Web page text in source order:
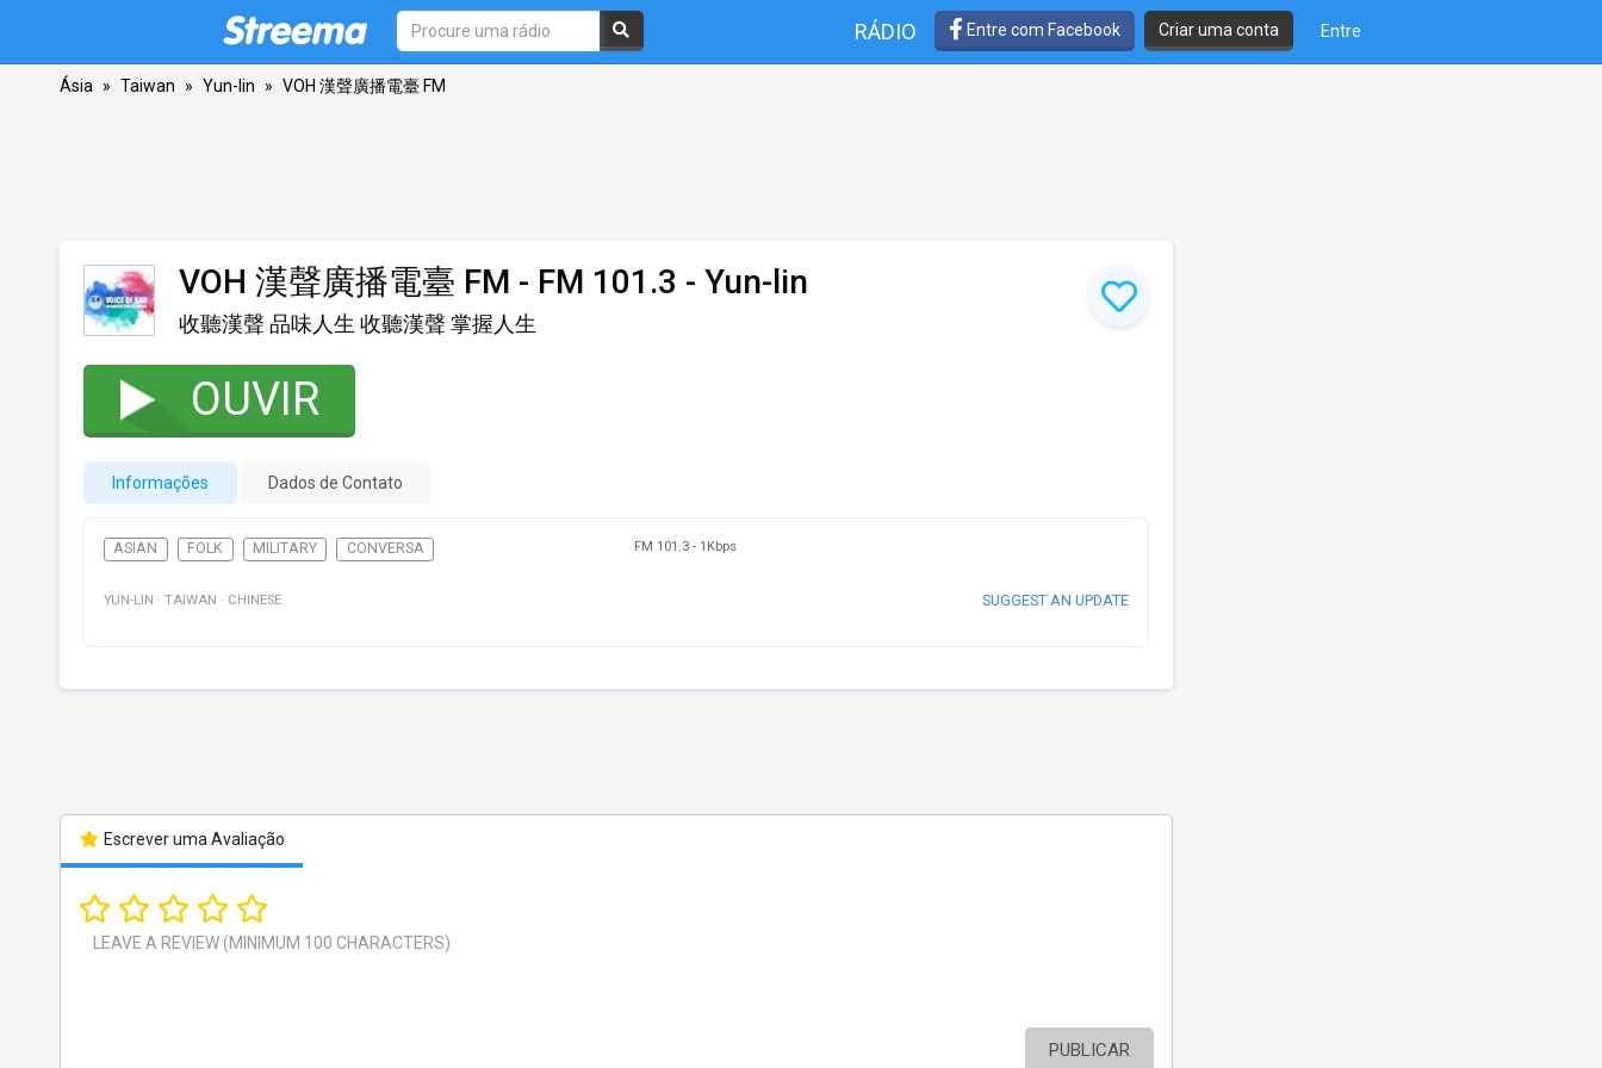
RÁDIO Entre com Facebook Criar uma conta Entre
Ásia » Taiwan » Yun-lin » VOH 漢聲廣播電臺 FM
VOH 漢聲廣播電臺 FM - FM 101.3 - Yun-lin
收聽漢聲 品味人生 收聽漢聲 掌握人生
OUVIR
Informações Dados de Contato
ASIAN FOLK MILITARY CONVERSA FM 101.3 - 1Kbps
YUN-LIN · TAIWAN · CHINESE SUGGEST AN UPDATE
Escrever uma Avaliação
PUBLICAR